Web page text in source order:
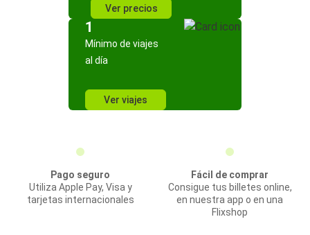
Ver precios
1
Mínimo de viajes
al día
Ver viajes
Pago seguro
Utiliza Apple Pay, Visa y
tarjetas internacionales
Fácil de comprar
Consigue tus billetes online,
en nuestra app o en una
Flixshop